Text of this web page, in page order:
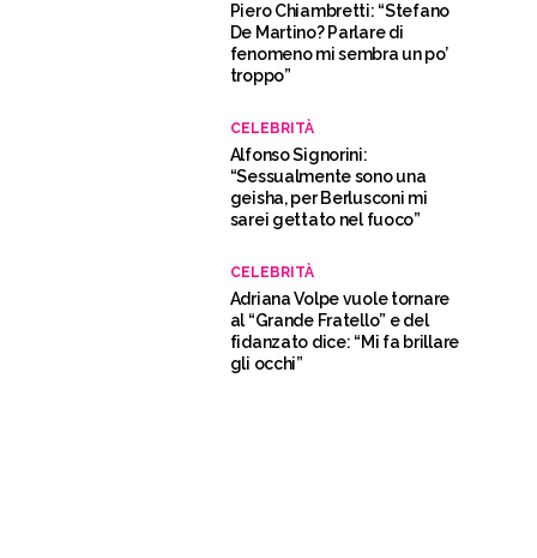
Piero Chiambretti: “Stefano
De Martino? Parlare di
fenomeno mi sembra un po’
troppo”
CELEBRITÀ
Alfonso Signorini:
“Sessualmente sono una
geisha, per Berlusconi mi
sarei gettato nel fuoco”
CELEBRITÀ
Adriana Volpe vuole tornare
al “Grande Fratello” e del
fidanzato dice: “Mi fa brillare
gli occhi”